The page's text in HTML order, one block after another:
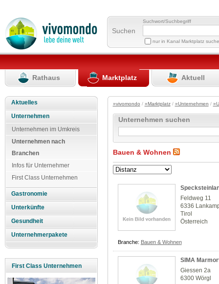
Suchen
Suchwort/Suchbegriff
nur in Kanal Marktplatz
Rathaus Marktplatz Aktuell
Aktuelles
Unternehmen
Unternehmen im Umkreis
Unternehmen nach
Branchen
Infos für Unternehmer
First Class Unternehmen
Gastronomie
Unterkünfte
Gesundheit
Unternehmerpakete
First Class Unternehmen
»vivomondo / »Marktplatz/ »Unternehmen /
Unternehmen suchen
Bauen & Wohnen
Feldweg 11
6336
Tirol
Österreich
Branche: Bauen & Wohnen
SIMA
Giessen 2a
6300 Wörgl